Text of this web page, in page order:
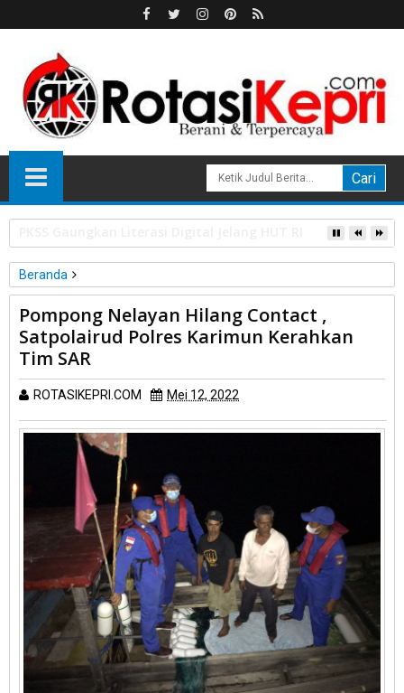
HPL Disorot, PT Sosor Tala Jaya Tolak Perluasan Kampung
Beranda
Unlabelled
Pompong Nelayan Hilang Contact , Satpolairud Polres Karimun
Kerahkan Tim SAR
Pompong Nelayan Hilang Contact ,
Satpolairud Polres Karimun Kerahkan
Tim SAR
ROTASIKEPRI.COM Mei 12, 2022